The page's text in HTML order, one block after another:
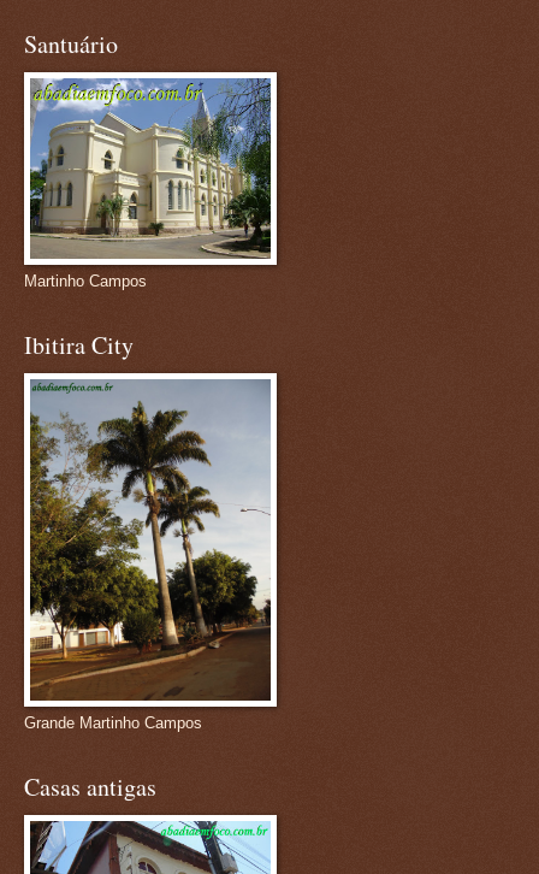
Santuário
Martinho Campos
Ibitira City
Grande Martinho Campos
Casas antigas